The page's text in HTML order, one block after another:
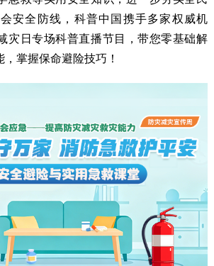
安全防线，科普中国携手多家权威机
灾日专场科普直播节目，带您零基础解
掌握保命避险技巧！